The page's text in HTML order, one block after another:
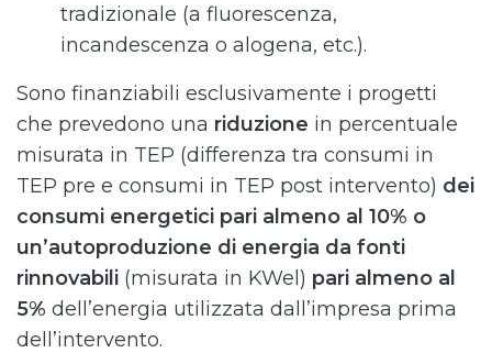
tradizionale (a fluorescenza,
incandescenza o alogena, etc.).
Sono finanziabili esclusivamente i progetti
che prevedono una riduzione in percentuale
misurata in TEP (differenza tra consumi in
TEP pre e consumi in TEP post intervento) dei
consumi energetici pari almeno al 10% o
un’autoproduzione di energia da fonti
rinnovabili (misurata in KWel) pari almeno al
5% dell’energia utilizzata dall’impresa prima
dell’intervento.